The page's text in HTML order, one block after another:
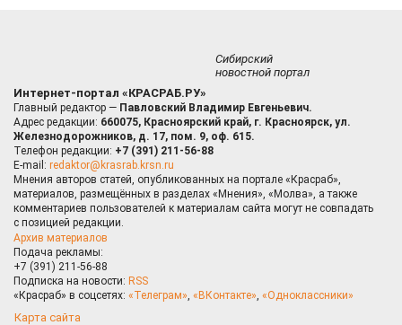
Сибирский
новостной портал
Интернет-портал «КРАСРАБ.РУ»
Главный редактор — Павловский Владимир Евгеньевич.
Адрес редакции: 660075, Красноярский край, г. Красноярск, ул.
Железнодорожников, д. 17, пом. 9, оф. 615.
Телефон редакции: +7 (391) 211-56-88
E-mail: redaktor@krasrab.krsn.ru
Мнения авторов статей, опубликованных на портале «Красраб»,
материалов, размещённых в разделах «Мнения», «Молва», а также
комментариев пользователей к материалам сайта могут не совпадать
с позицией редакции.
Архив материалов
Подача рекламы:
+7 (391) 211-56-88
Подписка на новости: RSS
«Красраб» в соцсетях: «Телеграм», «ВКонтакте», «Одноклассники»
Карта сайта